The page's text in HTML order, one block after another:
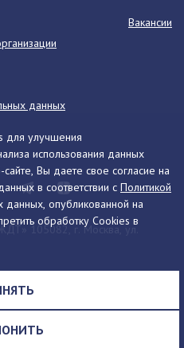
для улучшения
использования данных
Вы даете свое согласие на
в соответствии с Политикой
опубликованной на
обработку Cookies в
105082, г. Москва, ул.
схема проезда
Вакансии
данных